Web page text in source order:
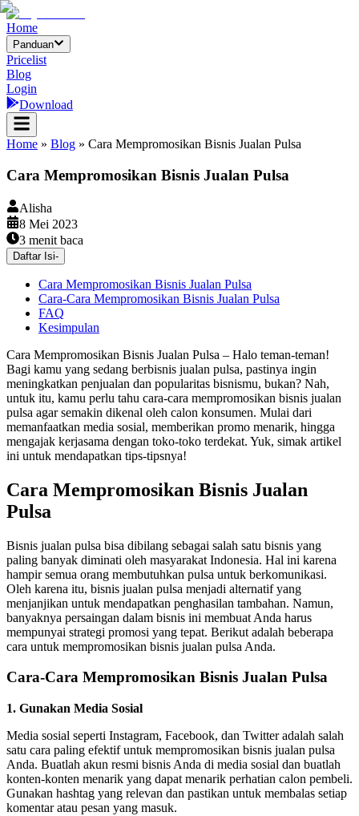
Home
Panduan
Pricelist
Blog
Login
Download
Home » Blog » Cara Mempromosikan Bisnis Jualan Pulsa
Cara Mempromosikan Bisnis Jualan Pulsa
Alisha
8 Mei 2023
3 menit baca
Daftar Isi-
Cara Mempromosikan Bisnis Jualan Pulsa
Cara-Cara Mempromosikan Bisnis Jualan Pulsa
FAQ
Kesimpulan
Cara Mempromosikan Bisnis Jualan Pulsa – Halo teman-teman!
Bagi kamu yang sedang berbisnis jualan pulsa, pastinya ingin
meningkatkan penjualan dan popularitas bisnismu, bukan? Nah,
untuk itu, kamu perlu tahu cara-cara mempromosikan bisnis jualan
pulsa agar semakin dikenal oleh calon konsumen. Mulai dari
memanfaatkan media sosial, memberikan promo menarik, hingga
mengajak kerjasama dengan toko-toko terdekat. Yuk, simak artikel
ini untuk mendapatkan tips-tipsnya!
Cara Mempromosikan Bisnis Jualan
Pulsa
Bisnis jualan pulsa bisa dibilang sebagai salah satu bisnis yang
paling banyak diminati oleh masyarakat Indonesia. Hal ini karena
hampir semua orang membutuhkan pulsa untuk berkomunikasi.
Oleh karena itu, bisnis jualan pulsa menjadi alternatif yang
menjanjikan untuk mendapatkan penghasilan tambahan. Namun,
banyaknya persaingan dalam bisnis ini membuat Anda harus
mempunyai strategi promosi yang tepat. Berikut adalah beberapa
cara untuk mempromosikan bisnis jualan pulsa Anda.
Cara-Cara Mempromosikan Bisnis Jualan Pulsa
1. Gunakan Media Sosial
Media sosial seperti Instagram, Facebook, dan Twitter adalah salah
satu cara paling efektif untuk mempromosikan bisnis jualan pulsa
Anda. Buatlah akun resmi bisnis Anda di media sosial dan buatlah
konten-konten menarik yang dapat menarik perhatian calon pembeli.
Gunakan hashtag yang relevan dan pastikan untuk membalas setiap
komentar atau pesan yang masuk.